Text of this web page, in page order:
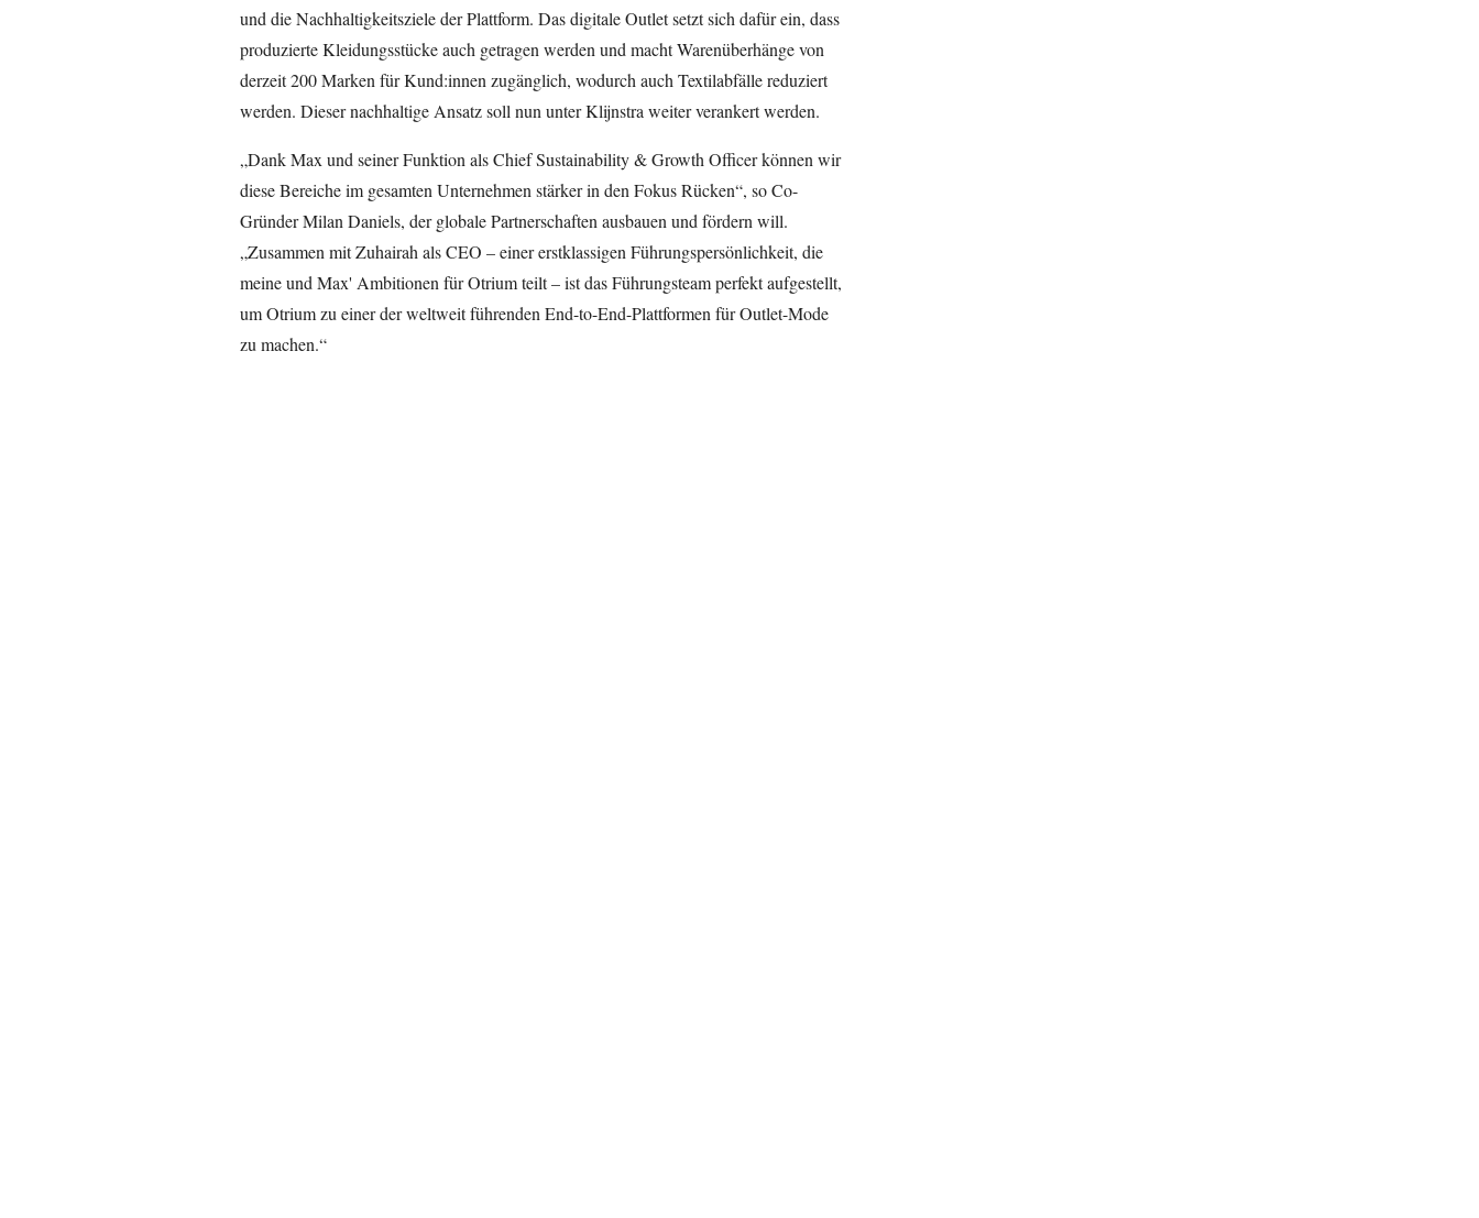
und die Nachhaltigkeitsziele der Plattform. Das digitale Outlet setzt sich dafür ein, dass
produzierte Kleidungsstücke auch getragen werden und macht Warenüberhänge von
derzeit 200 Marken für Kund:innen zugänglich, wodurch auch Textilabfälle reduziert
werden. Dieser nachhaltige Ansatz soll nun unter Klijnstra weiter verankert werden.
„Dank Max und seiner Funktion als Chief Sustainability & Growth Officer können wir
diese Bereiche im gesamten Unternehmen stärker in den Fokus Rücken“, so Co-
Gründer Milan Daniels, der globale Partnerschaften ausbauen und fördern will.
„Zusammen mit Zuhairah als CEO – einer erstklassigen Führungspersönlichkeit, die
meine und Max' Ambitionen für Otrium teilt – ist das Führungsteam perfekt aufgestellt,
um Otrium zu einer der weltweit führenden End-to-End-Plattformen für Outlet-Mode
zu machen.“